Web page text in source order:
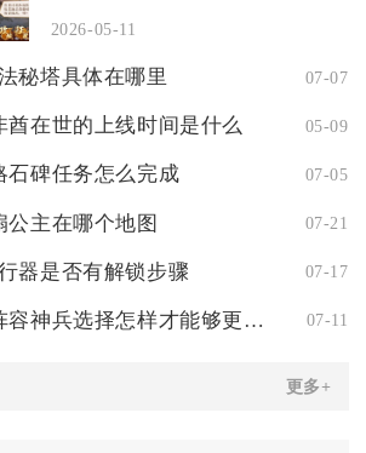
2026-05-11
秘塔具体在哪里 07-07
酋在世的上线时间是什么 05-09
石碑任务怎么完成 07-05
公主在哪个地图 07-21
器是否有解锁步骤 07-17
少年三国志2阵容神兵选择怎样才能够更强大 07-11
更多+